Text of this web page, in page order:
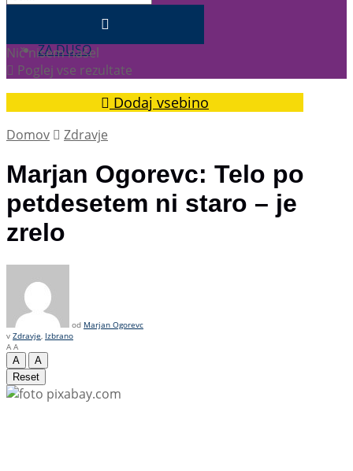
ZDRAVJE
ZA DUŠO
Dodaj vsebino
Nič nisem našel
Poglej vse rezultate
Domov Zdravje
Marjan Ogorevc: Telo po
petdesetem ni staro – je
zrelo
od Marjan Ogorevc
v Zdravje, Izbrano
A A
A
A
Reset